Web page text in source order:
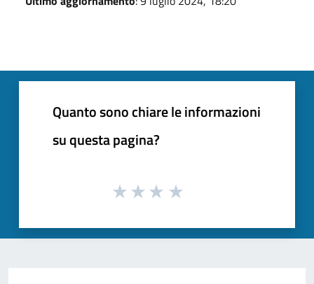
Quanto sono chiare le informazioni
su questa pagina?